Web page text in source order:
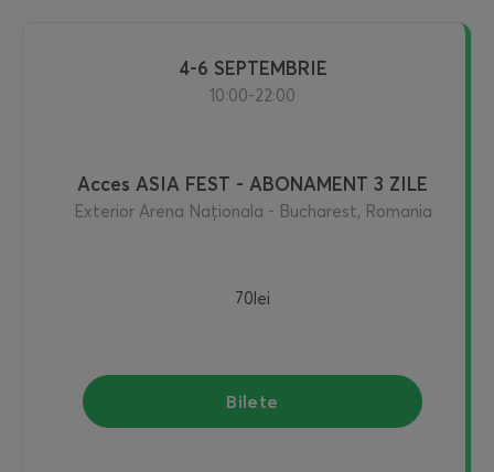
4-6 SEPTEMBRIE
10:00-22:00
Acces ASIA FEST - ABONAMENT 3 ZILE
Exterior Arena Naționala - Bucharest, Romania
70lei
Bilete